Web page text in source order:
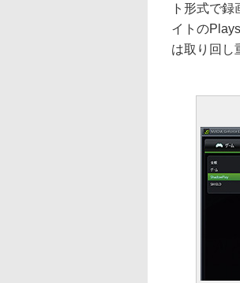
ト形式で
イトの
は取り回し